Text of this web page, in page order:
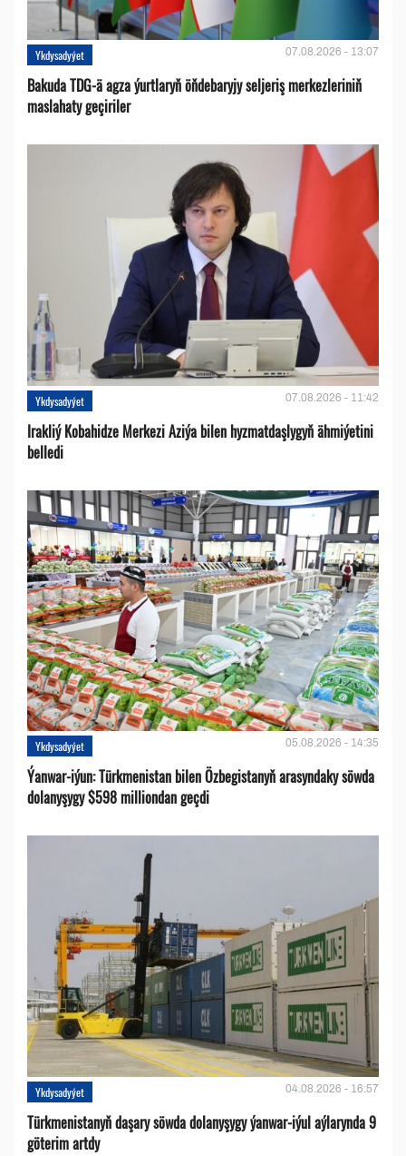
Ykdysadyýet 07.08.2026 - 13:07
Bakuda TDG-ä agza ýurtlaryň öňdebaryjy seljeriş merkezleriniň
maslahaty geçiriler
Ykdysadyýet 07.08.2026 - 11:42
Irakliý Kobahidze Merkezi Aziýa bilen hyzmatdaşlygyň ähmiýetini
belledi
Ykdysadyýet 05.08.2026 - 14:35
Ýanwar-iýun: Türkmenistan bilen Özbegistanyň arasyndaky söwda
dolanyşygy $598 milliondan geçdi
Ykdysadyýet 04.08.2026 - 16:57
Türkmenistanyň daşary söwda dolanyşygy ýanwar-iýul aýlarynda 9
göterim artdy